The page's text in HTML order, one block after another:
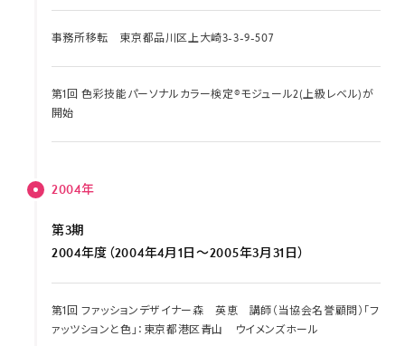
事務所移転 東京都品川区上大崎3-3-9-507
第1回 色彩技能パーソナルカラー検定®モジュール2(上級レベル)が
開始
2004年
第3期
2004年度（2004年4月1日～2005年3月31日）
第1回 ファッションデザイナー森 英恵 講師（当協会名誉顧問）「フ
ァッツションと色」：東京都港区青山 ウイメンズホール